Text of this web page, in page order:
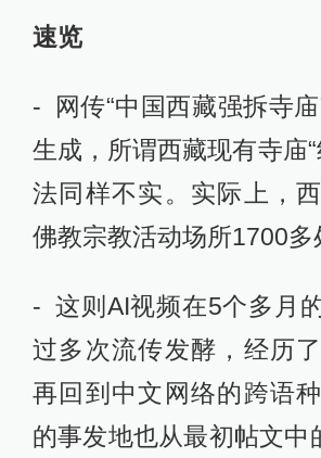
速览
- 网传“中国西藏强拆寺
生成，所谓西藏现有寺庙
法同样不实。实际上，
佛教宗教活动场所1700多
- 这则AI视频在5个多月
过多次流传发酵，经历
再回到中文网络的跨语
的事发地也从最初帖文中